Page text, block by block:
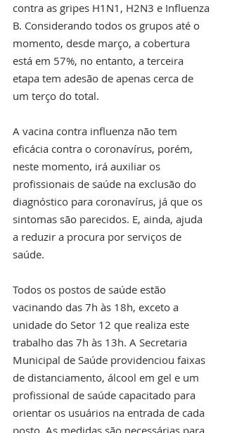
contra as gripes H1N1, H2N3 e Influenza
B. Considerando todos os grupos até o
momento, desde março, a cobertura
está em 57%, no entanto, a terceira
etapa tem adesão de apenas cerca de
um terço do total.
A vacina contra influenza não tem
eficácia contra o coronavírus, porém,
neste momento, irá auxiliar os
profissionais de saúde na exclusão do
diagnóstico para coronavírus, já que os
sintomas são parecidos. E, ainda, ajuda
a reduzir a procura por serviços de
saúde.
Todos os postos de saúde estão
vacinando das 7h às 18h, exceto a
unidade do Setor 12 que realiza este
trabalho das 7h às 13h. A Secretaria
Municipal de Saúde providenciou faixas
de distanciamento, álcool em gel e um
profissional de saúde capacitado para
orientar os usuários na entrada de cada